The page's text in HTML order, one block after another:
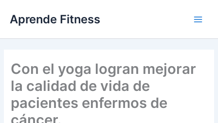
contenido
Aprende Fitness
Con el yoga logran mejorar
la calidad de vida de
pacientes enfermos de